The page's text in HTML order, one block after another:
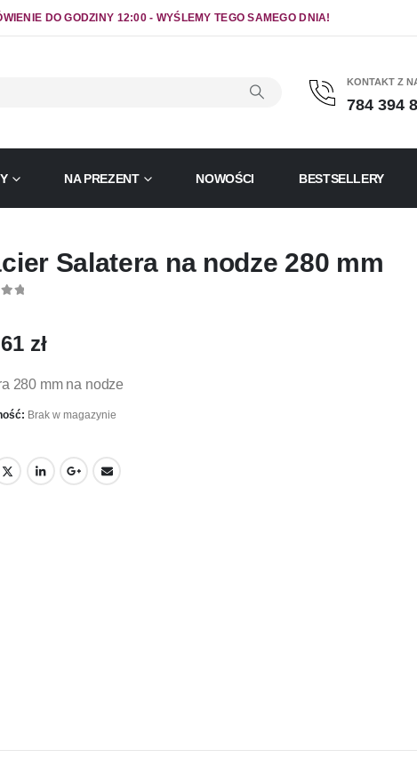
DO GODZINY 12:00 - WYŚLEMY TEGO SAMEGO DNIA!
KONTAKT Z
784 394
NA PREZENT NOWOŚCI BESTSELLERY
Salatera na nodze 280 mm
zł
280 mm na nodze
Brak w magazynie